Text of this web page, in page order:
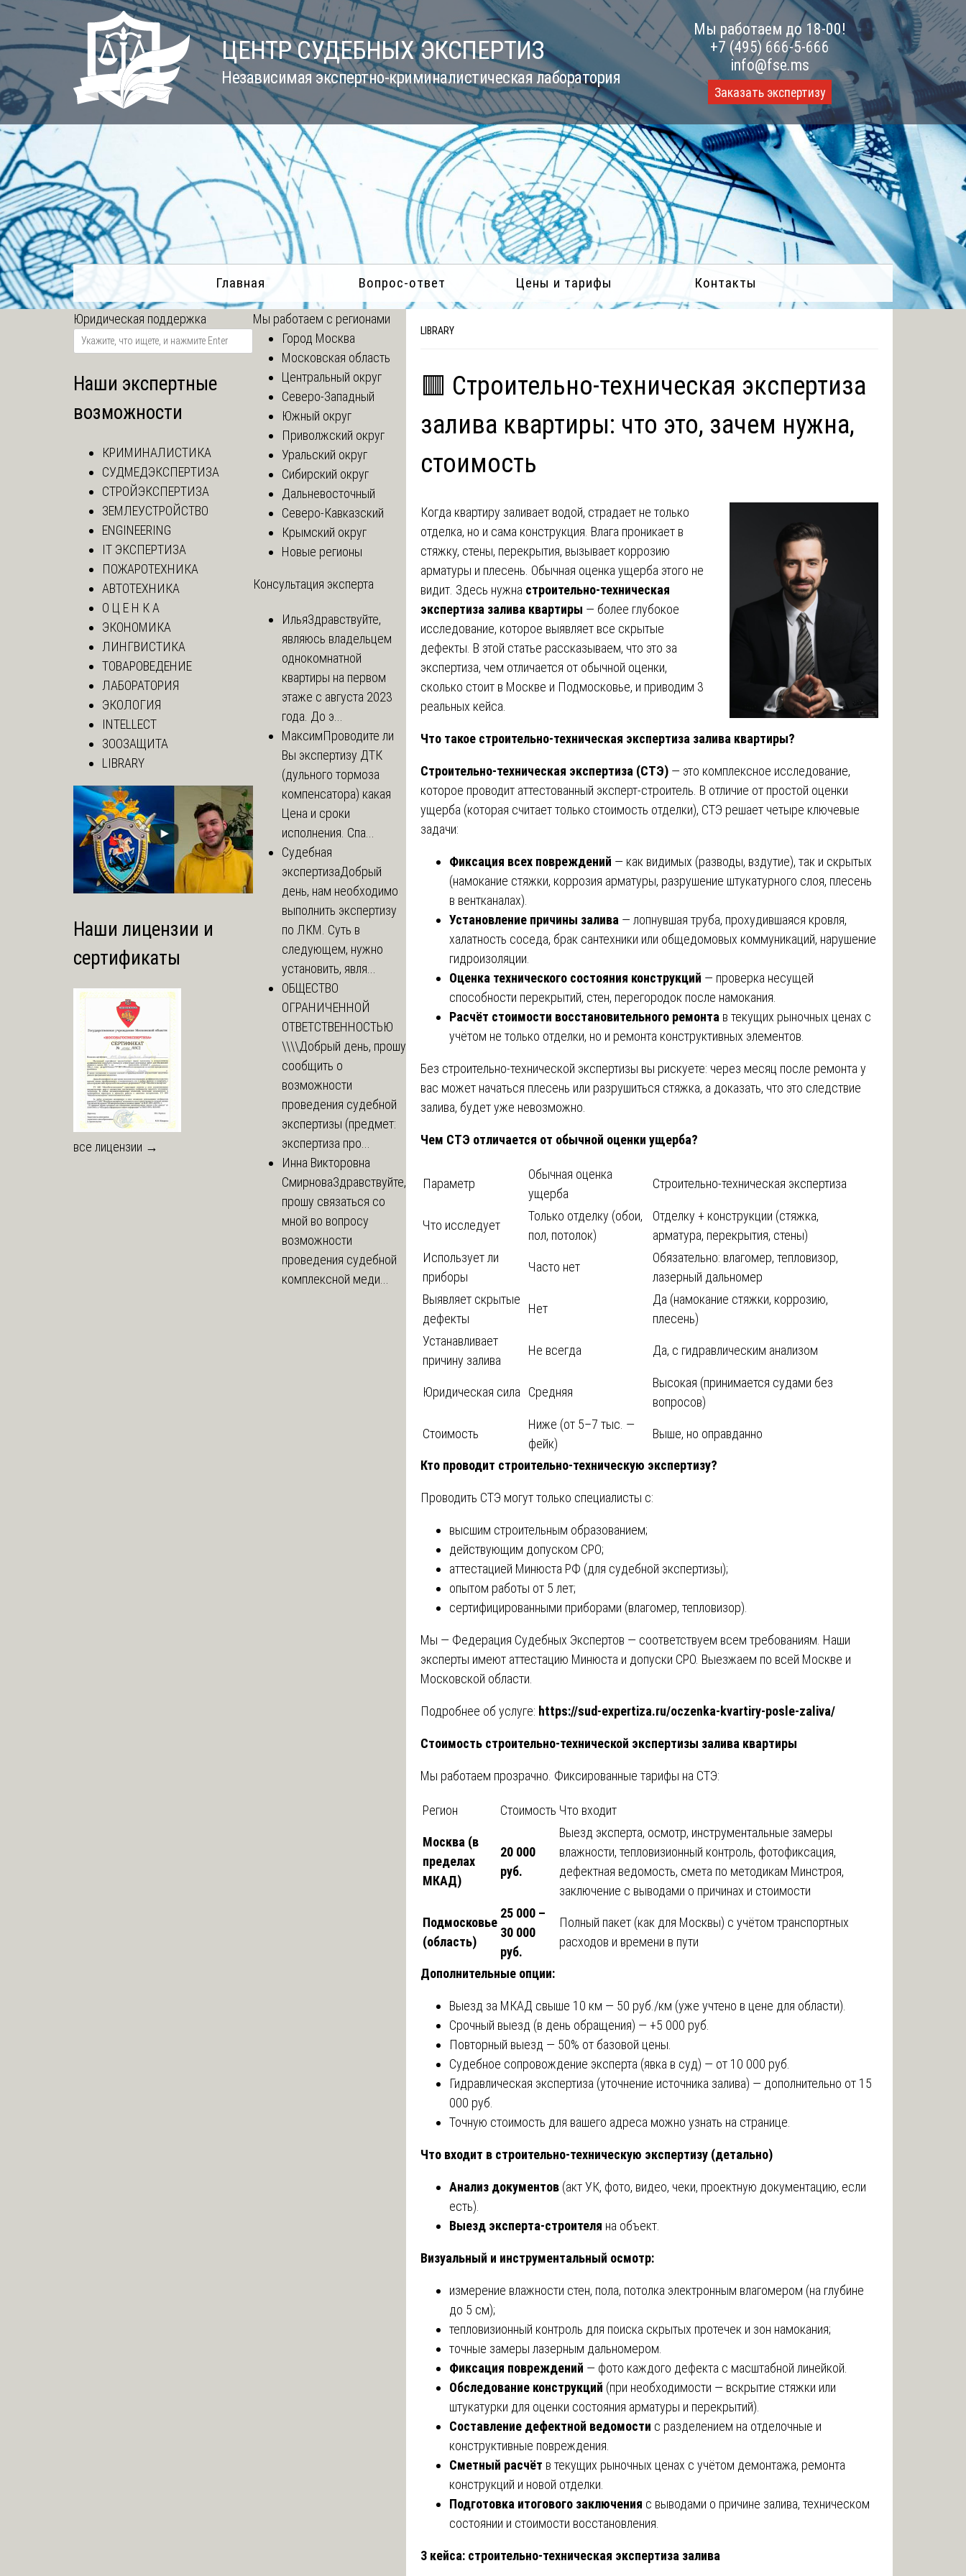
Skip
to
content
ЦЕНТР СУДЕБНЫХ ЭКСПЕРТИЗ
Независимая экспертно-криминалистическая лаборатория
Мы работаем до 18-00!
+7 (495) 666-5-666
info@fse.ms
Заказать экспертизу
Главная Вопрос-ответ Цены и тарифы Контакты
LIBRARY
🟥 Строительно-техническая экспертиза
залива квартиры: что это, зачем нужна,
стоимость
Когда квартиру заливает водой, страдает не только
отделка, но и сама конструкция. Влага проникает в
стяжку, стены, перекрытия, вызывает коррозию
арматуры и плесень. Обычная оценка ущерба этого не
видит. Здесь нужна строительно-техническая
экспертиза залива квартиры — более глубокое
исследование, которое выявляет все скрытые
дефекты. В этой статье рассказываем, что это за
экспертиза, чем отличается от обычной оценки,
сколько стоит в Москве и Подмосковье, и приводим 3
реальных кейса.
Что такое строительно-техническая экспертиза залива квартиры?
Строительно-техническая экспертиза (СТЭ) — это комплексное исследование,
которое проводит аттестованный эксперт-строитель. В отличие от простой оценки
ущерба (которая считает только стоимость отделки), СТЭ решает четыре ключевые
задачи:
Фиксация всех повреждений — как видимых (разводы, вздутие), так и скрытых
(намокание стяжки, коррозия арматуры, разрушение штукатурного слоя, плесень
в вентканалах).
Установление причины залива — лопнувшая труба, прохудившаяся кровля,
халатность соседа, брак сантехники или общедомовых коммуникаций, нарушение
гидроизоляции.
Оценка технического состояния конструкций — проверка несущей
способности перекрытий, стен, перегородок после намокания.
Расчёт стоимости восстановительного ремонта в текущих рыночных ценах с
учётом не только отделки, но и ремонта конструктивных элементов.
Без строительно-технической экспертизы вы рискуете: через месяц после ремонта у
вас может начаться плесень или разрушиться стяжка, а доказать, что это следствие
залива, будет уже невозможно.
Чем СТЭ отличается от обычной оценки ущерба?
Параметр
Обычная оценка
ущерба
Строительно-техническая экспертиза
Что исследует
Только отделку (обои,
пол, потолок)
Отделку + конструкции (стяжка,
арматура, перекрытия, стены)
Использует ли
приборы
Часто нет
Обязательно: влагомер, тепловизор,
лазерный дальномер
Выявляет скрытые
дефекты
Нет
Да (намокание стяжки, коррозию,
плесень)
Устанавливает
причину залива
Не всегда Да, с гидравлическим анализом
Юридическая сила Средняя
Высокая (принимается судами без
вопросов)
Стоимость
Ниже (от 5–7 тыс. —
фейк)
Выше, но оправданно
Кто проводит строительно-техническую экспертизу?
Проводить СТЭ могут только специалисты с:
высшим строительным образованием;
действующим допуском СРО;
аттестацией Минюста РФ (для судебной экспертизы);
опытом работы от 5 лет;
сертифицированными приборами (влагомер, тепловизор).
Мы — Федерация Судебных Экспертов — соответствуем всем требованиям. Наши
эксперты имеют аттестацию Минюста и допуски СРО. Выезжаем по всей Москве и
Московской области.
Подробнее об услуге: https://sud-expertiza.ru/oczenka-kvartiry-posle-zaliva/
Стоимость строительно-технической экспертизы залива квартиры
Мы работаем прозрачно. Фиксированные тарифы на СТЭ:
Регион Стоимость Что входит
Москва (в
пределах
МКАД)
20 000
руб.
Выезд эксперта, осмотр, инструментальные замеры
влажности, тепловизионный контроль, фотофиксация,
дефектная ведомость, смета по методикам Минстроя,
заключение с выводами о причинах и стоимости
Подмосковье
(область)
25 000 –
30 000
руб.
Полный пакет (как для Москвы) с учётом транспортных
расходов и времени в пути
Дополнительные опции:
Выезд за МКАД свыше 10 км — 50 руб./км (уже учтено в цене для области).
Срочный выезд (в день обращения) — +5 000 руб.
Повторный выезд — 50% от базовой цены.
Судебное сопровождение эксперта (явка в суд) — от 10 000 руб.
Гидравлическая экспертиза (уточнение источника залива) — дополнительно от 15
000 руб.
Точную стоимость для вашего адреса можно узнать на странице.
Что входит в строительно-техническую экспертизу (детально)
Анализ документов (акт УК, фото, видео, чеки, проектную документацию, если
есть).
Выезд эксперта-строителя на объект.
Визуальный и инструментальный осмотр:
измерение влажности стен, пола, потолка электронным влагомером (на глубине
до 5 см);
тепловизионный контроль для поиска скрытых протечек и зон намокания;
точные замеры лазерным дальномером.
Фиксация повреждений — фото каждого дефекта с масштабной линейкой.
Обследование конструкций (при необходимости — вскрытие стяжки или
штукатурки для оценки состояния арматуры и перекрытий).
Составление дефектной ведомости с разделением на отделочные и
конструктивные повреждения.
Сметный расчёт в текущих рыночных ценах с учётом демонтажа, ремонта
конструкций и новой отделки.
Подготовка итогового заключения с выводами о причине залива, техническом
состоянии и стоимости восстановления.
3 кейса: строительно-техническая экспертиза залива
Юридическая поддержка
Наши экспертные
возможности
КРИМИНАЛИСТИКА
СУДМЕДЭКСПЕРТИЗА
СТРОЙЭКСПЕРТИЗА
ЗЕМЛЕУСТРОЙСТВО
ENGINEERING
IT ЭКСПЕРТИЗА
ПОЖАРОТЕХНИКА
АВТОТЕХНИКА
О Ц Е Н К А
ЭКОНОМИКА
ЛИНГВИСТИКА
ТОВАРОВЕДЕНИЕ
ЛАБОРАТОРИЯ
ЭКОЛОГИЯ
INTELLECT
ЗООЗАЩИТА
LIBRARY
Наши лицензии и
сертификаты
все лицензии →
Мы работаем с регионами
Город Москва
Московская область
Центральный округ
Северо-Западный
Южный округ
Приволжский округ
Уральский округ
Сибирский округ
Дальневосточный
Северо-Кавказский
Крымский округ
Новые регионы
Консультация эксперта
ИльяЗдравствуйте,
являюсь владельцем
однокомнатной
квартиры на первом
этаже с августа 2023
года. До э...
МаксимПроводите ли
Вы экспертизу ДТК
(дульного тормоза
компенсатора) какая
Цена и сроки
исполнения. Спа...
Судебная
экспертизаДобрый
день, нам необходимо
выполнить экспертизу
по ЛКМ. Суть в
следующем, нужно
установить, явля...
ОБЩЕСТВО
ОГРАНИЧЕННОЙ
ОТВЕТСТВЕННОСТЬЮ
\\\\Добрый день, прошу
сообщить о
возможности
проведения судебной
экспертизы (предмет:
экспертиза про...
Инна Викторовна
СмирноваЗдравствуйте,
прошу связаться со
мной во вопросу
возможности
проведения судебной
комплексной меди...